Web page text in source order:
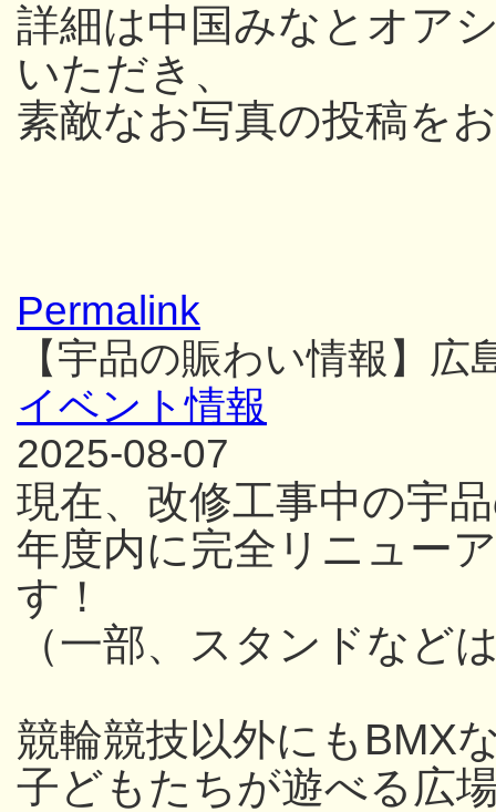
詳細は中国みなとオア
いただき、
素敵なお写真の投稿を
Permalink
【宇品の賑わい情報】広
イベント情報
2025-08-07
現在、改修工事中の宇
年度内に完全リニュー
す！
（一部、スタンドなど
競輪競技以外にもBMX
子どもたちが遊べる広